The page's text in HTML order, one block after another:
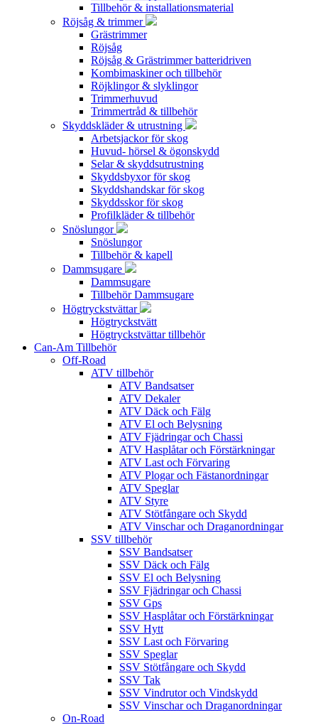
Tillbehör & installationsmaterial
Röjsåg & trimmer
Grästrimmer
Röjsåg
Röjsåg & Grästrimmer batteridriven
Kombimaskiner och tillbehör
Röjklingor & slyklingor
Trimmerhuvud
Trimmertråd & tillbehör
Skyddskläder & utrustning
Arbetsjackor för skog
Huvud- hörsel & ögonskydd
Selar & skyddsutrustning
Skyddsbyxor för skog
Skyddshandskar för skog
Skyddsskor för skog
Profilkläder & tillbehör
Snöslungor
Snöslungor
Tillbehör & kapell
Dammsugare
Dammsugare
Tillbehör Dammsugare
Högtryckstvättar
Högtryckstvätt
Högtryckstvättar tillbehör
Can-Am Tillbehör
Off-Road
ATV tillbehör
ATV Bandsatser
ATV Dekaler
ATV Däck och Fälg
ATV El och Belysning
ATV Fjädringar och Chassi
ATV Hasplåtar och Förstärkningar
ATV Last och Förvaring
ATV Plogar och Fästanordningar
ATV Speglar
ATV Styre
ATV Stötfångare och Skydd
ATV Vinschar och Draganordningar
SSV tillbehör
SSV Bandsatser
SSV Däck och Fälg
SSV El och Belysning
SSV Fjädringar och Chassi
SSV Gps
SSV Hasplåtar och Förstärkningar
SSV Hytt
SSV Last och Förvaring
SSV Speglar
SSV Stötfångare och Skydd
SSV Tak
SSV Vindrutor och Vindskydd
SSV Vinschar och Draganordningar
On-Road